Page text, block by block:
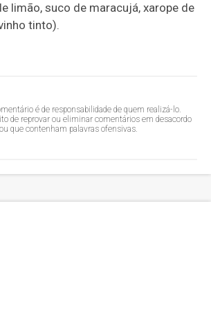
limão, suco de maracujá, xarope de
tinto).
é de responsabilidade de quem realizá-lo.
de reprovar ou eliminar comentários em desacordo
que contenham palavras ofensivas.